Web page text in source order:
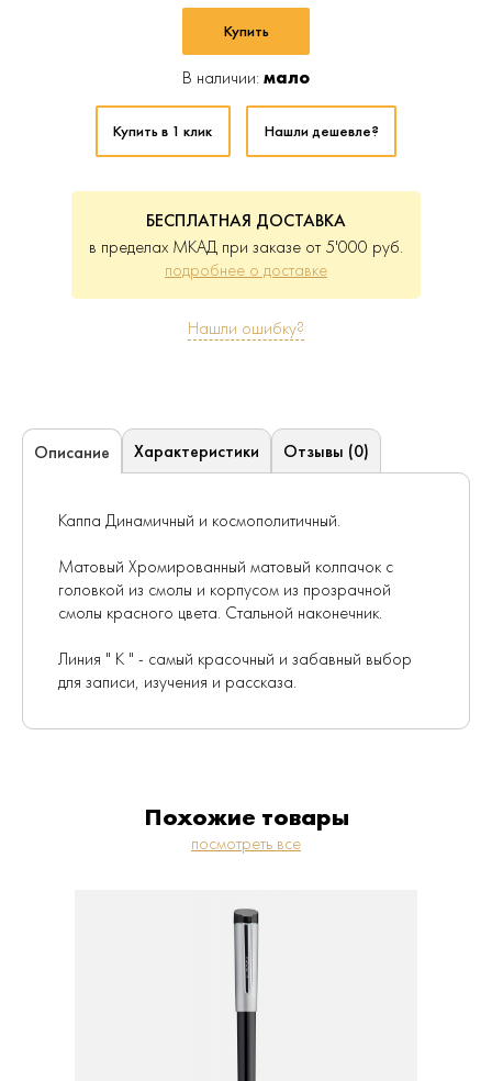
Купить
В наличии: мало
Купить в 1 клик Нашли дешевле?
БЕСПЛАТНАЯ ДОСТАВКА
в пределах МКАД при заказе от 5'000 руб.
подробнее о доставке
Нашли ошибку?
Описание Характеристики Отзывы (0)
Каппа Динамичный и космополитичный.
Матовый Хромированный матовый колпачок с
головкой из смолы и корпусом из прозрачной
смолы красного цвета. Стальной наконечник.
Линия " K " - самый красочный и забавный выбор
для записи, изучения и рассказа.
Похожие товары
посмотреть все